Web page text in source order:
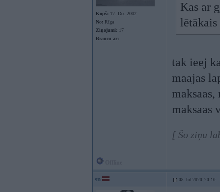
Kopš: 17. Dec 2002
No: Rīga
Ziņojumi: 17
Braucu ar:
Kas ar
tak ieej
maajas
maksaas
[ Šo ziņu
sn 08. Jul 2020, 20:10